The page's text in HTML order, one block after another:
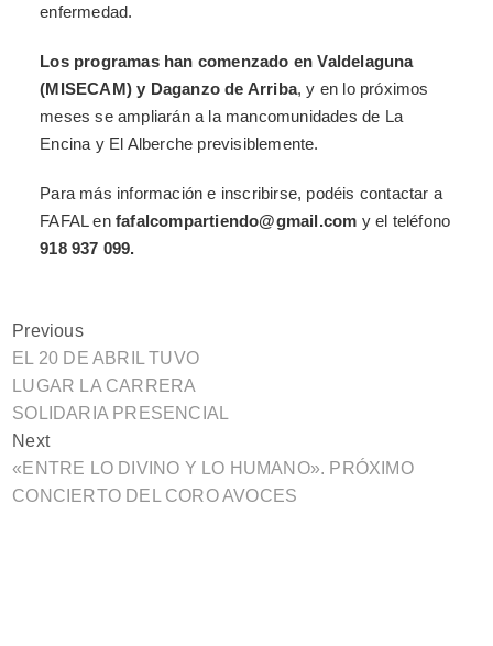
enfermedad.
Los programas han comenzado en Valdelaguna
(MISECAM) y Daganzo de Arriba, y en lo próximos
meses se ampliarán a la mancomunidades de La
Encina y El Alberche previsiblemente.
Para más información e inscribirse, podéis contactar a
FAFAL enfafalcompartiendo@gmail.com y el teléfono
918 937 099.
Previous
EL 20 DE ABRIL TUVO
LUGAR LA CARRERA
SOLIDARIA PRESENCIAL
Next
«ENTRE LO DIVINO Y LO HUMANO». PRÓXIMO
CONCIERTO DEL CORO AVOCES